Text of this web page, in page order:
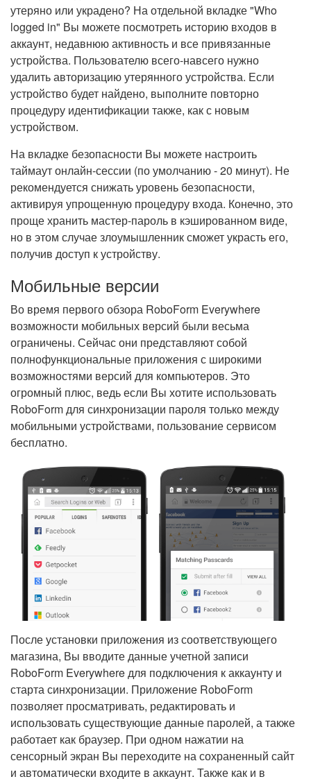
утеряно или украдено? На отдельной вкладке "Who
logged in" Вы можете посмотреть историю входов в
аккаунт, недавнюю активность и все привязанные
устройства. Пользователю всего-навсего нужно
удалить авторизацию утерянного устройства. Если
устройство будет найдено, выполните повторно
процедуру идентификации также, как с новым
устройством.
На вкладке безопасности Вы можете настроить
таймаут онлайн-сессии (по умолчанию - 20 минут). Не
рекомендуется снижать уровень безопасности,
активируя упрощенную процедуру входа. Конечно, это
проще хранить мастер-пароль в кэшированном виде,
но в этом случае злоумышленник сможет украсть его,
получив доступ к устройству.
Мобильные версии
Во время первого обзора RoboForm Everywhere
возможности мобильных версий были весьма
ограничены. Сейчас они представляют собой
полнофункциональные приложения с широкими
возможностями версий для компьютеров. Это
огромный плюс, ведь если Вы хотите использовать
RoboForm для синхронизации пароля только между
мобильными устройствами, пользование сервисом
бесплатно.
После установки приложения из соответствующего
магазина, Вы вводите данные учетной записи
RoboForm Everywhere для подключения к аккаунту и
старта синхронизации. Приложение RoboForm
позволяет просматривать, редактировать и
использовать существующие данные паролей, а также
работает как браузер. При одном нажатии на
сенсорный экран Вы переходите на сохраненный сайт
и автоматически входите в аккаунт. Также как и в